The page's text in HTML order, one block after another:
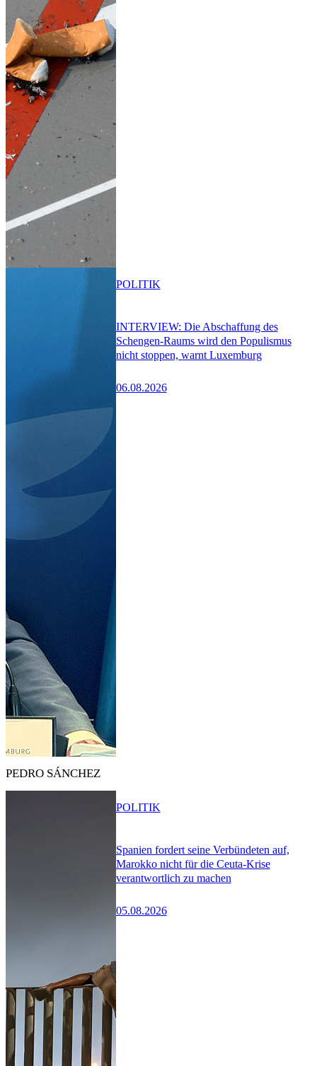
INTERVIEW: Die Abschaffung des
Schengen-Raums wird den Populismus
nicht stoppen, warnt Luxemburg
06.08.2026
POLITIK
PEDRO SÁNCHEZ
Spanien fordert seine Verbündeten auf,
Marokko nicht für die Ceuta-Krise
verantwortlich zu machen
05.08.2026
POLITIK